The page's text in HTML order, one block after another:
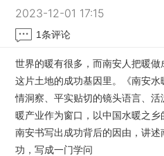
2023-12-01 17:15
1条评论
世界的暖有很多，而南安人把暖
这片土地的成功基因里。《南安
情洞察、平实贴切的镜头语言、
暖产业作为窗口，以中国水暖之
南安书写出成功背后的因由，讲
功，写成一门学问